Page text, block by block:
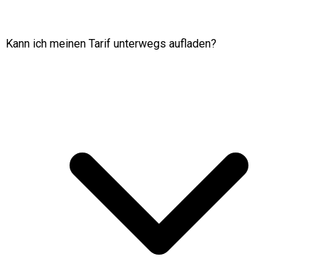
Kann ich meinen Tarif unterwegs aufladen?